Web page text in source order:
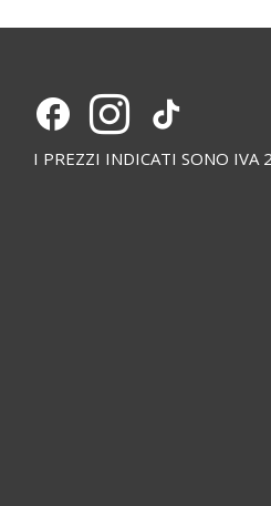
I PREZZI INDICATI SONO IVA